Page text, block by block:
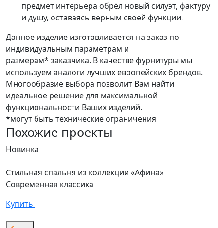
предмет интерьера обрёл новый силуэт, фактуру
и душу, оставаясь верным своей функции.
Данное изделие изготавливается на заказ по
индивидуальным параметрам и
размерам* заказчика. В качестве фурнитуры мы
используем аналоги лучших европейских брендов.
Многообразие выбора позволит Вам найти
идеальное решение для максимальной
функциональности Ваших изделий.
*могут быть технические ограничения
Похожие проекты
Новинка
Стильная спальня из коллекции «Афина»
Современная классика
Купить